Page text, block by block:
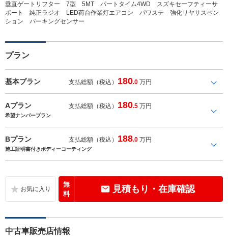
垂直ゲートリフター 7型 5MT パートタイム4WD スズキセーフティーサ
ポート 純正ラジオ LED荷台作業灯エアコン パワステ 強化リヤサスペン
ション パーキングセンサー
プラン
基本プラン 支払総額（税込） 180.0 万円
Aプラン 支払総額（税込） 180.5 万円
希望ナンバープラン
Bプラン 支払総額（税込） 188.0 万円
施工証明書付きボディーコーティング
無
料
見積もり・在庫確認
中古車販売店情報